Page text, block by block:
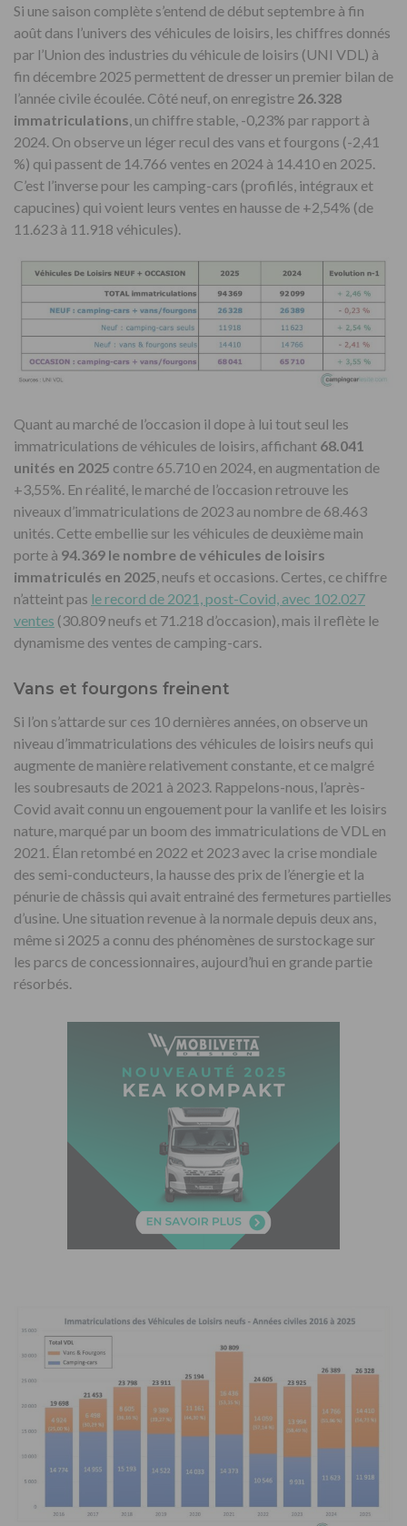
Si une saison complète s’entend de début septembre à fin
août dans l’univers des véhicules de loisirs, les chiffres donnés
par l’Union des industries du véhicule de loisirs (UNI VDL) à
fin décembre 2025 permettent de dresser un premier bilan de
l’année civile écoulée. Côté neuf, on enregistre 26.328
immatriculations , un chiffre stable, -0,23% par rapport à
2024. On observe un léger recul des vans et fourgons (-2,41
%) qui passent de 14.766 ventes en 2024 à 14.410 en 2025.
C’est l’inverse pour les camping-cars (profilés, intégraux et
capucines) qui voient leurs ventes en hausse de +2,54% (de
11.623 à 11.918 véhicules).
Quant au marché de l’occasion il dope à lui tout seul les
immatriculations de véhicules de loisirs, affichant 68.041
unités en 2025 contre 65.710 en 2024, en augmentation de
+3,55%. En réalité, le marché de l’occasion retrouve les
niveaux d’immatriculations de 2023 au nombre de 68.463
unités. Cette embellie sur les véhicules de deuxième main
porte à 94.369 le nombre de véhicules de loisirs
immatriculés en 2025 , neufs et occasions. Certes, ce chiffre
n’atteint pas le record de 2021, post-Covid, avec 102.027
ventes (30.809 neufs et 71.218 d’occasion), mais il reflète le
dynamisme des ventes de camping-cars.
Vans et fourgons freinent
Si l’on s’attarde sur ces 10 dernières années, on observe un
niveau d’immatriculations des véhicules de loisirs neufs qui
augmente de manière relativement constante, et ce malgré
les soubresauts de 2021 à 2023. Rappelons-nous, l’après-
Covid avait connu un engouement pour la vanlife et les loisirs
nature, marqué par un boom des immatriculations de VDL en
2021. Élan retombé en 2022 et 2023 avec la crise mondiale
des semi-conducteurs, la hausse des prix de l’énergie et la
pénurie de châssis qui avait entrainé des fermetures partielles
d’usine. Une situation revenue à la normale depuis deux ans,
même si 2025 a connu des phénomènes de surstockage sur
les parcs de concessionnaires, aujourd’hui en grande partie
résorbés.